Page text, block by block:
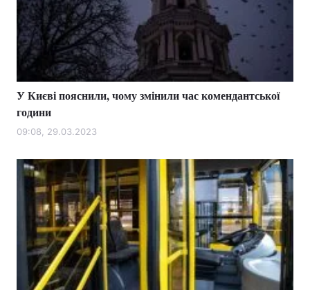
У Києві пояснили, чому змінили час комендантської
години
09:08, 29.03.2023